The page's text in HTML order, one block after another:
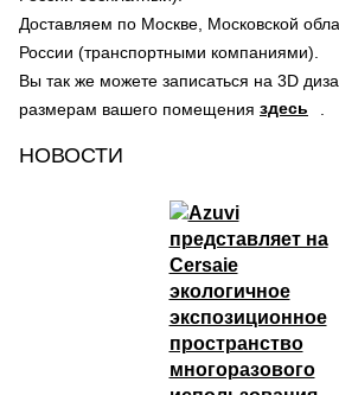
Доставляем по Москве, Московской
России (транспортными компаниями).
Вы так же можете записаться на 3D
размерам вашего помещения здесь
НОВОСТИ